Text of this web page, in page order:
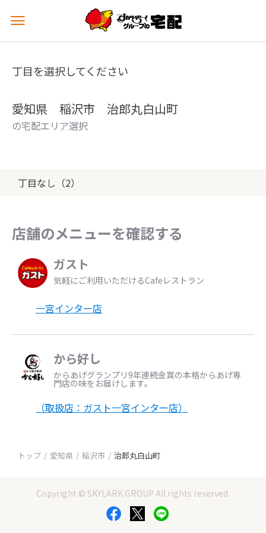
メ
ュ
を
丁目を選択してください
愛知県 稲沢市 治郎丸白山町
の宅配エリア選択
丁目なし（2）
店舗のメニューを確認する
ガスト
気軽にご利用いただけるCafeレストラン
一宮インター店
から好し
からあげグランプリ9年連続金賞の本格からあげ専
門店の味をお届けします。
（取扱店：ガスト一宮インター店）
トップ 愛知県 稲沢市 治郎丸白山町
Copyright © SKYLARK GROUP All rights reserved.